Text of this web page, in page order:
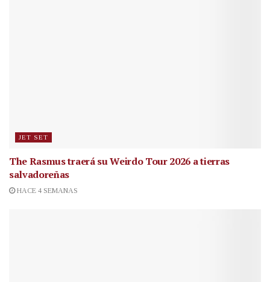
JET SET
The Rasmus traerá su Weirdo Tour 2026 a tierras
salvadoreñas
HACE 4 SEMANAS